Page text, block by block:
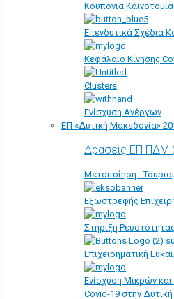
Κουπόνια
Επενδυτικά Σχέδια
Κεφάλαιο Κίνησης
Clusters
Ενίσχυση Ανέργων
ΕΠ «Δυτική Μακεδονία»
Δράσεις ΕΠ ΠΔΜ
Μεταποίηση -
Εξωστρεφής
Στήριξη
Επιχειρηματική
Ενίσχυση Μικρών
Covid-19 στην